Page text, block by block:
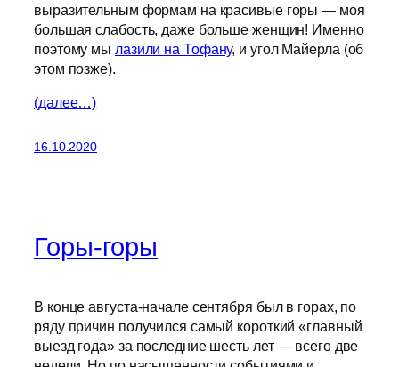
выразительным формам на красивые горы — моя
большая слабость, даже больше женщин! Именно
поэтому мы лазили на Тофану, и угол Майерла (об
этом позже).
(далее…)
16.10.2020
Горы-горы
В конце августа-начале сентября был в горах, по
ряду причин получился самый короткий «главный
выезд года» за последние шесть лет — всего две